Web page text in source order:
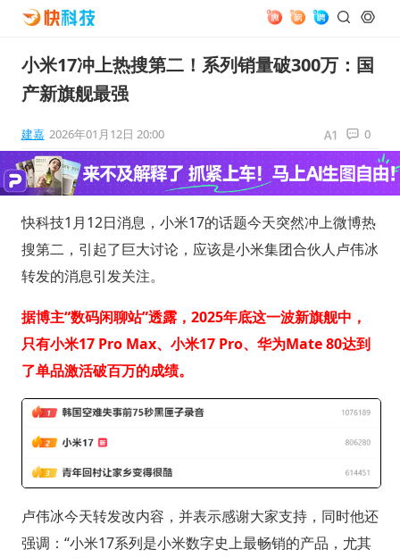
小米17冲上热搜第二！系列销量破300万：国
产新旗舰最强
建嘉 2026年01月12日 20:00 0
快科技1月12日消息，小米17的话题今天突然冲上微博热
搜第二，引起了巨大讨论，应该是小米集团合伙人卢伟冰
转发的消息引发关注。
据博主“数码闲聊站”透露，2025年底这一波新旗舰中，
只有小米17 Pro Max、小米17 Pro、华为Mate 80达到
了单品激活破百万的成绩。
卢伟冰今天转发改内容，并表示感谢大家支持，同时他还
强调：“小米17系列是小米数字史上最畅销的产品，尤其